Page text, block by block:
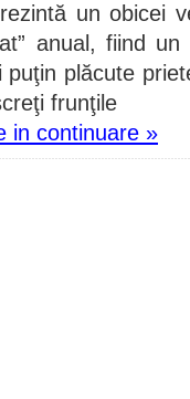
un obicei
anual, fiind
plăcute
frunţile
in continuare »